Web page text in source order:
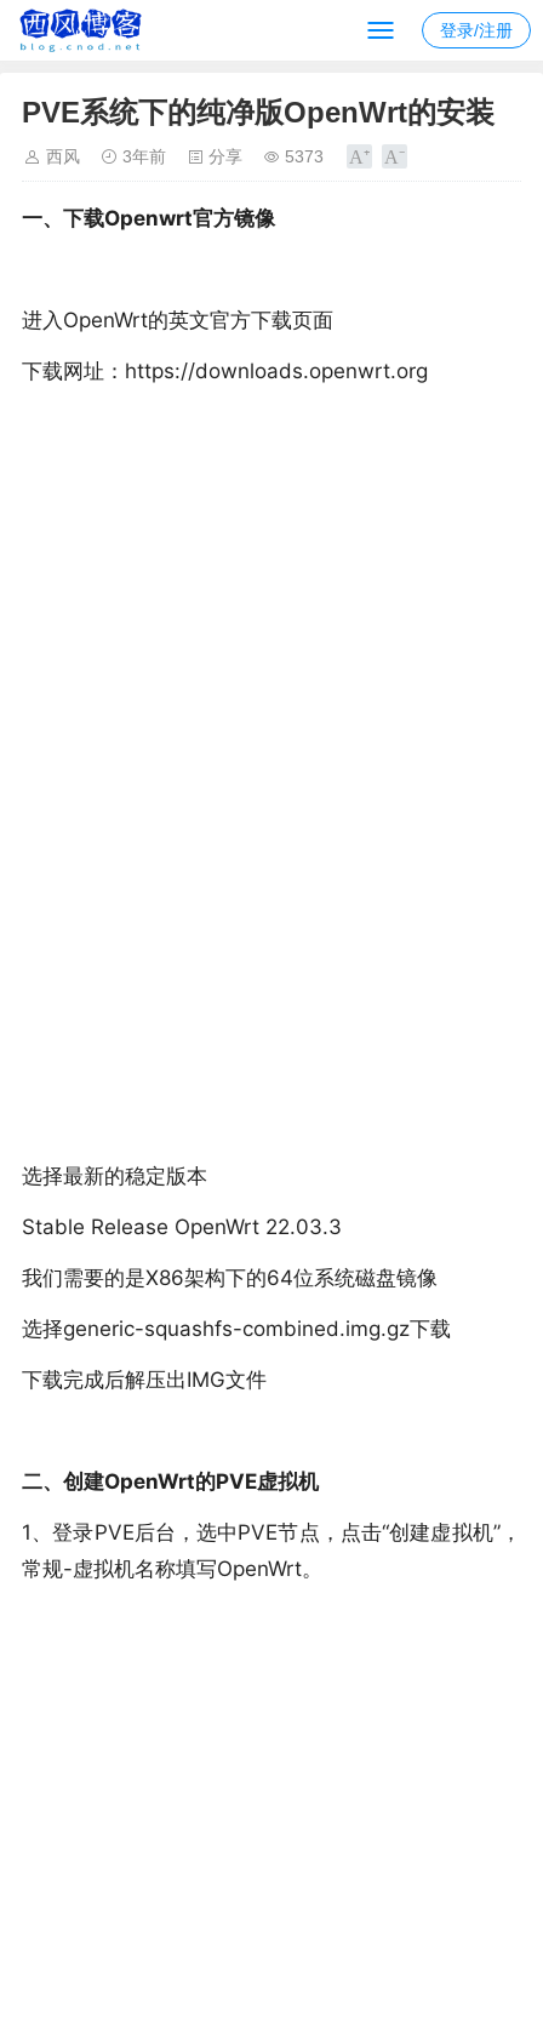
登录/注册
PVE系统下的纯净版OpenWrt的安装
西风 3年前 分享 5373
一、下载Openwrt官方镜像
进入OpenWrt的英文官方下载页面
下载网址：https://downloads.openwrt.org
选择最新的稳定版本
Stable Release OpenWrt 22.03.3
我们需要的是X86架构下的64位系统磁盘镜像
选择generic-squashfs-combined.img.gz下载
下载完成后解压出IMG文件
二、创建OpenWrt的PVE虚拟机
1、登录PVE后台，选中PVE节点，点击“创建虚拟机”，
常规-虚拟机名称填写OpenWrt。